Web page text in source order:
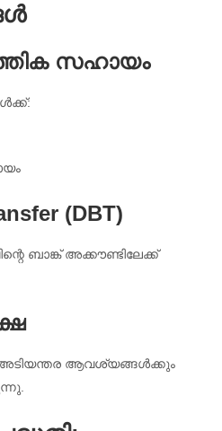
സഹായം
(DBT)
ബാങ്ക് അക്കൗണ്ടിലേക്ക്
ആവശ്യങ്ങൾക്കും